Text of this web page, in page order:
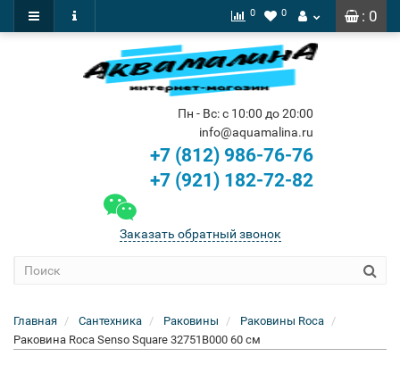
: 0
0 0
Пн - Вс: с 10:00 до 20:00
info@aquamalina.ru
+7 (812) 986-76-76
+7 (921) 182-72-82
Заказать обратный звонок
Главная Сантехника Раковины
Раковины Roca
Раковина Roca Senso Square 32751B000 60 см